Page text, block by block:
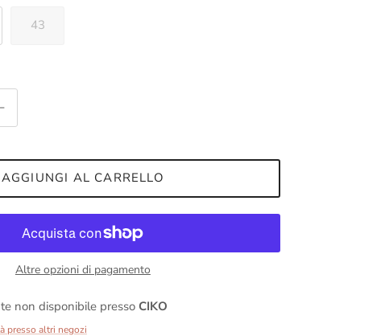
43
AGGIUNGI AL CARRELLO
Altre opzioni di pagamento
non disponibile pressoCIKO
presso altri negozi